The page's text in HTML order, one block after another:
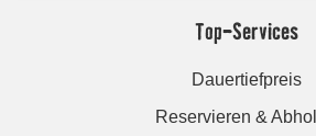
Top-Services
Dauertiefpreis
Reservieren &